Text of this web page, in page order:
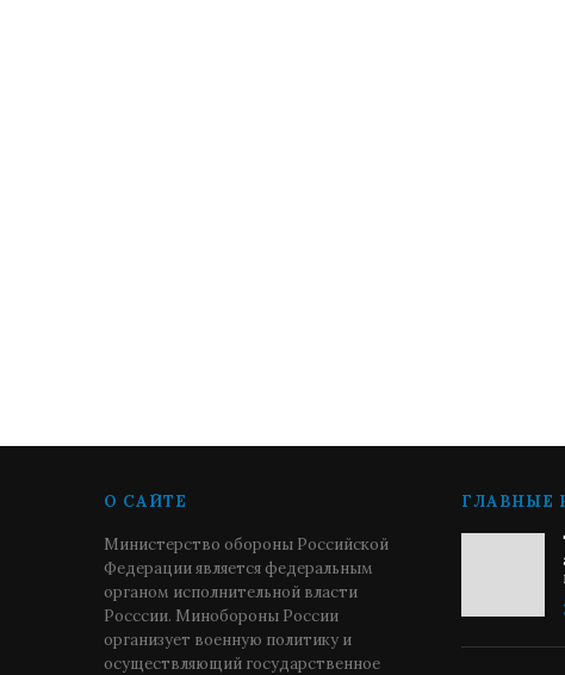
О САЙТЕ
Министерство обороны Российской
Федерации является федеральным
органом исполнительной власти
Росссии. Минобороны России
организует военную политику и
осуществляющий государственное
ГЛАВНЫЕ